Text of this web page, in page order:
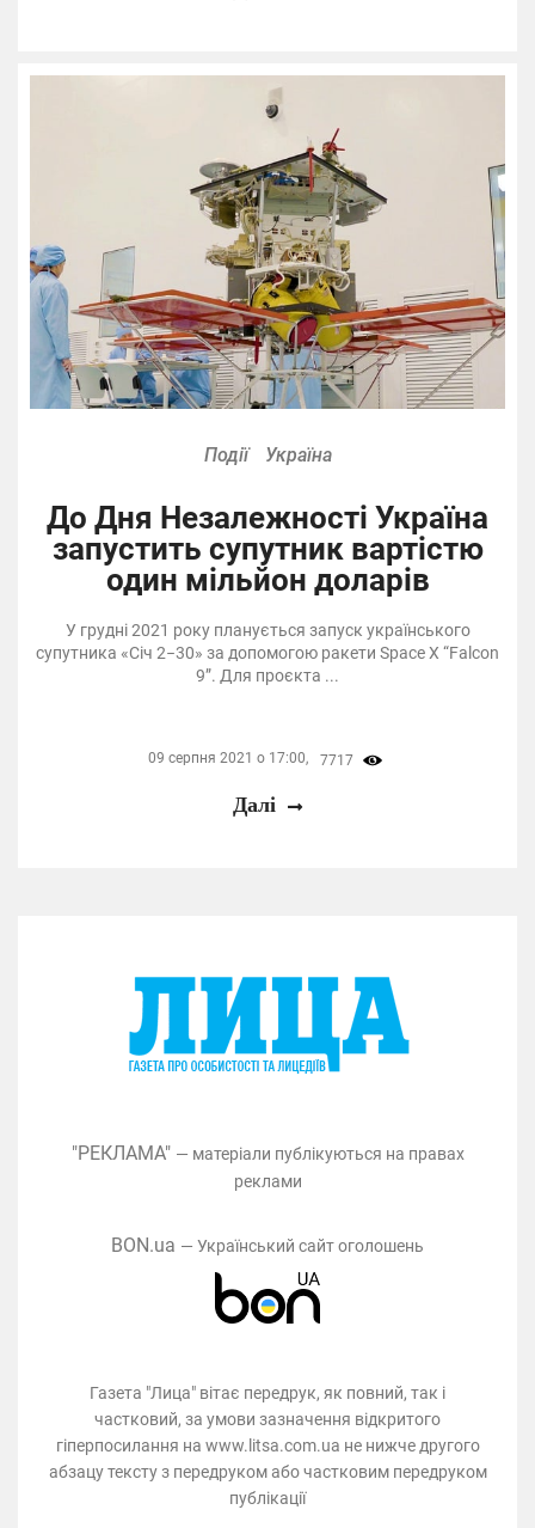
Події Україна
До Дня Незалежності Україна
запустить супутник вартістю
один мільйон доларів
У грудні 2021 року планується запуск українського
супутника «Січ 2−30» за допомогою ракети Space X “Falcon
9”. Для проєкта ...
09 серпня 2021 о 17:00, 7717
Далі
"РЕКЛАМА" — матеріали публікуються на правах
реклами
BON.ua — Український сайт оголошень
Газета "Лица" вітає передрук, як повний, так і
частковий, за умови зазначення відкритого
гіперпосилання на www.litsa.com.ua не нижче другого
абзацу тексту з передруком або частковим передруком
публікації